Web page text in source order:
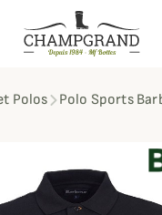
Polos Polo Sports